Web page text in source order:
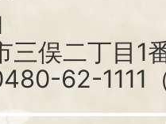
三俣二丁目1
62-1111